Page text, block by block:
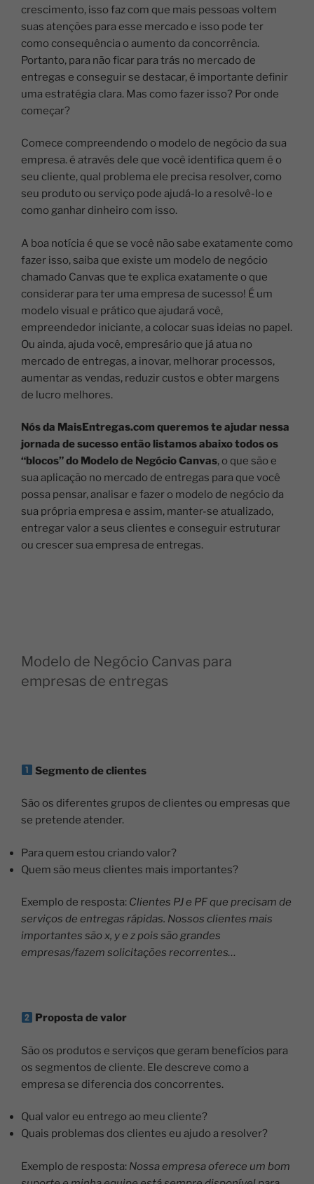
crescimento, isso faz com que mais pessoas voltem
suas atenções para esse mercado e isso pode ter
como consequência o aumento da concorrência.
Portanto, para não ficar para trás no mercado de
entregas e conseguir se destacar, é importante definir
uma estratégia clara. Mas como fazer isso? Por onde
começar?
Comece compreendendo o modelo de negócio da sua
empresa. é através dele que você identifica quem é o
seu cliente, qual problema ele precisa resolver, como
seu produto ou serviço pode ajudá-lo a resolvê-lo e
como ganhar dinheiro com isso.
A boa notícia é que se você não sabe exatamente como
fazer isso, saiba que existe um modelo de negócio
chamado Canvas que te explica exatamente o que
considerar para ter uma empresa de sucesso! É um
modelo visual e prático que ajudará você,
empreendedor iniciante, a colocar suas ideias no papel.
Ou ainda, ajuda você, empresário que já atua no
mercado de entregas, a inovar, melhorar processos,
aumentar as vendas, reduzir custos e obter margens
de lucro melhores.
Nós da MaisEntregas.com queremos te ajudarnessa
jornada de sucesso então listamos abaixo todos os
“blocos” do Modelo de Negócio Canvas, o que são e
sua aplicação no mercado de entregas para que você
possa pensar, analisar e fazer o modelo de negócio da
sua própria empresa e assim, manter-se atualizado,
entregar valor a seus clientes e conseguir estruturar
ou crescer sua empresa de entregas.
Modelo de Negócio Canvas para
empresas de entregas
Segmento de clientes
São os diferentes grupos de clientes ou empresas que
se pretende atender.
Para quem estou criando valor?
Quem são meus clientes mais importantes?
Exemplo de resposta: Clientes PJ e PF que precisam de
serviços de entregas rápidas. Nossos clientes mais
importantes são x, y e z pois são grandes
empresas/fazem solicitações recorrentes…
Proposta de valor
São os produtos e serviços que geram benefícios para
os segmentos de cliente. Ele descreve como a
empresa se diferencia dos concorrentes.
Qual valor eu entrego ao meu cliente?
Quais problemas dos clientes eu ajudo a resolver?
Exemplo de resposta: Nossa empresa oferece um bom